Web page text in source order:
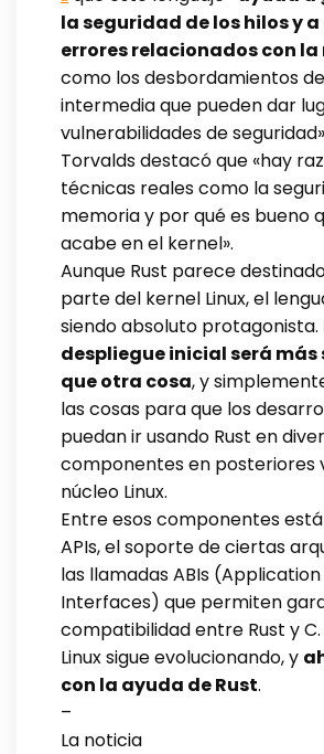
la seguridad de los hilos y
errores relacionados con
como los desbordamientos
intermedia que pueden dar
vulnerabilidades de
Torvalds destacó que «hay
técnicas reales como la
memoria y por qué es bueno
acabe en el kernel».
Aunque Rust parece
parte del kernel Linux, el
siendo absoluto protagonista.
despliegue inicial será más
que otra cosa, y
las cosas para que los
puedan ir usando Rust en
componentes en posteriores
núcleo Linux.
Entre esos componentes
APIs, el soporte de ciertas
las llamadas ABIs
Interfaces) que permiten
compatibilidad entre Rust y
Linux sigue evolucionando, y
con la ayuda de Rust.
–
La noticia